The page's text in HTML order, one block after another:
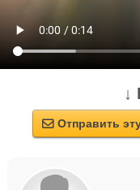
↓
 Отправить